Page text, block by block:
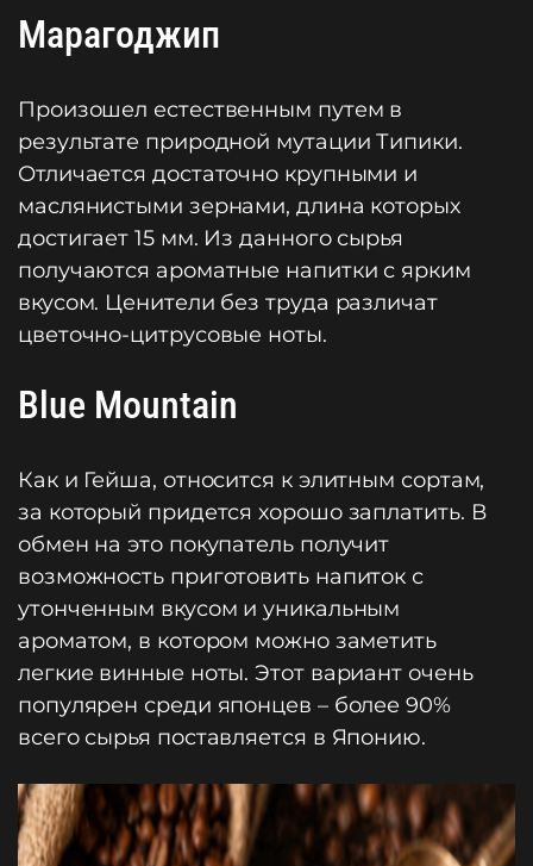
Марагоджип
Произошел естественным путем в
результате природной мутации Типики.
Отличается достаточно крупными и
маслянистыми зернами, длина которых
достигает 15 мм. Из данного сырья
получаются ароматные напитки с ярким
вкусом. Ценители без труда различат
цветочно-цитрусовые ноты.
Blue Mountain
Как и Гейша, относится к элитным сортам,
за который придется хорошо заплатить. В
обмен на это покупатель получит
возможность приготовить напиток с
утонченным вкусом и уникальным
ароматом, в котором можно заметить
легкие винные ноты. Этот вариант очень
популярен среди японцев – более 90%
всего сырья поставляется в Японию.